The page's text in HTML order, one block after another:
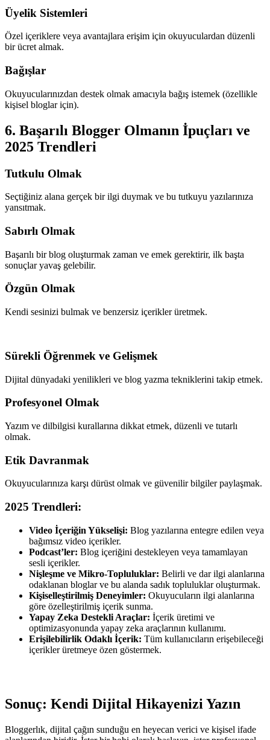
Üyelik Sistemleri
Özel içeriklere veya avantajlara erişim için okuyuculardan düzenli
bir ücret almak.
Bağışlar
Okuyucularınızdan destek olmak amacıyla bağış istemek (özellikle
kişisel bloglar için).
6. Başarılı Blogger Olmanın İpuçları ve
2025 Trendleri
Tutkulu Olmak
Seçtiğiniz alana gerçek bir ilgi duymak ve bu tutkuyu yazılarınıza
yansıtmak.
Sabırlı Olmak
Başarılı bir blog oluşturmak zaman ve emek gerektirir, ilk başta
sonuçlar yavaş gelebilir.
Özgün Olmak
Kendi sesinizi bulmak ve benzersiz içerikler üretmek.
Sürekli Öğrenmek ve Gelişmek
Dijital dünyadaki yenilikleri ve blog yazma tekniklerini takip etmek.
Profesyonel Olmak
Yazım ve dilbilgisi kurallarına dikkat etmek, düzenli ve tutarlı
olmak.
Etik Davranmak
Okuyucularınıza karşı dürüst olmak ve güvenilir bilgiler paylaşmak.
2025 Trendleri:
Video İçeriğin Yükselişi: Blog yazılarına entegre edilen veya
bağımsız video içerikler.
Podcast’ler: Blog içeriğini destekleyen veya tamamlayan
sesli içerikler.
Nişleşme ve Mikro-Topluluklar: Belirli ve dar ilgi alanlarına
odaklanan bloglar ve bu alanda sadık topluluklar oluşturmak.
Kişiselleştirilmiş Deneyimler: Okuyucuların ilgi alanlarına
göre özelleştirilmiş içerik sunma.
Yapay Zeka Destekli Araçlar: İçerik üretimi ve
optimizasyonunda yapay zeka araçlarının kullanımı.
Erişilebilirlik Odaklı İçerik: Tüm kullanıcıların erişebileceği
içerikler üretmeye özen göstermek.
Sonuç: Kendi Dijital Hikayenizi Yazın
Bloggerlık, dijital çağın sunduğu en heyecan verici ve kişisel ifade